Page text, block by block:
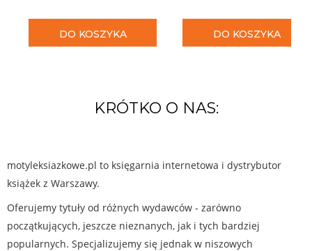
DO KOSZYKA DO KOSZYKA
KRÓTKO O NAS:
motyleksiazkowe.pl to księgarnia internetowa i dystrybutor
książek z Warszawy.
Oferujemy tytuły od różnych wydawców - zarówno
początkujących, jeszcze nieznanych, jak i tych bardziej
popularnych. Specjalizujemy się jednak w niszowych